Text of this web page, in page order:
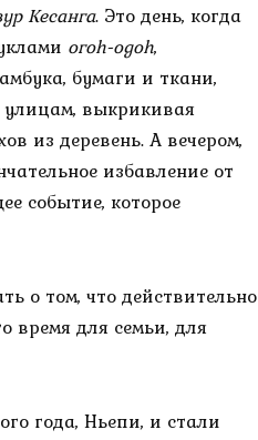
Кесанга. Это день, когда
огoh-оgoh,
бумаги и ткани,
выкрикивая
из деревень. А вечером,
избавление от
событие, которое
о том, что действительно
время для семьи, для
года, Ньепи, и стали